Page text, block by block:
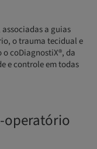
a guias
o trauma tecidual e
coDiagnostiX®, da
e controle em todas
operatório